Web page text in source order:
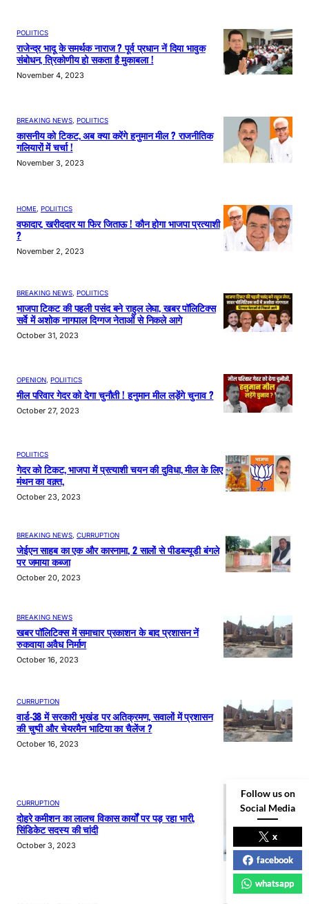
POLIITICS
राजेन्द्र भादू के समर्थक नाराज ? पूर्व प्रधान नें दिया भावुक
संबोधन, त्रिकोणीय हो सकता है मुकाबला !
November 4, 2023
BREAKING NEWS POLIITICS
कासनीय को टिकट, अब क्या करेंगे हनुमान मील ? राजनीतिक
गलियारों में चर्चा !
November 3, 2023
HOME POLIITICS
वफादार, खरीददार या फिर जिताऊ ! कौन होगा भाजपा प्रत्याशी
?
November 2, 2023
BREAKING NEWS POLIITICS
भाजपा टिकट की पहली पसंद बने राहुल लेघा, खबर पॉलिटिक्स
सर्वे में अशोक नागपाल दिग्गज नेताओं से निकले आगे
October 31, 2023
OPENION POLIITICS
मील परिवार गेदर को देगा चुनौती ! हनुमान मील लड़ेंगे चुनाव ?
October 27, 2023
POLIITICS
गेदर को टिकट, भाजपा में प्रत्याशी चयन की दुविधा, मील के लिए
मंथन का वक़्त,
October 23, 2023
BREAKING NEWS CURRUPTION
जेईएन साहब का एक और कारनामा, 2 सालों से पीडब्ल्यूडी बंगले
पर जमाया कब्जा
October 20, 2023
BREAKING NEWS
खबर पॉलिटिक्स में समाचार प्रकाशन के बाद प्रशासन नें
रुकवाया अवैध निर्माण
October 16, 2023
CURRUPTION
वार्ड-38 में सरकारी भूखंड पर अतिक्रमण, सवालों में प्रशासन
की चुप्पी और चेयरमैन भाटिया का चैलेंज ?
October 16, 2023
CURRUPTION
दोहरे कमीशन का लालच विकास कार्यों पर पड़ रहा भारी,
सिंडिकेट सदस्य की चांदी
October 3, 2023
Follow us on
Social Media
x
facebook
whatsapp